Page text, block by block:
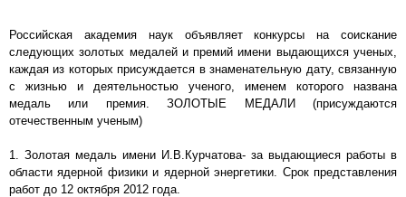
Российская академия наук объявляет конкурсы на соискание
следующих золотых медалей и премий имени выдающихся ученых,
каждая из которых присуждается в знаменательную дату, связанную
с жизнью и деятельностью ученого, именем которого названа
медаль или премия. ЗОЛОТЫЕ МЕДАЛИ (присуждаются
отечественным ученым)
1. Золотая медаль имени И.В.Курчатова- за выдающиеся работы в
области ядерной физики и ядерной энергетики. Срок представления
работ до 12 октября 2012 года.